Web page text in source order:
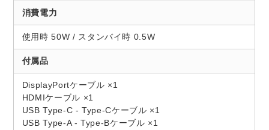
消費電力
使用時 50W / スタンバイ時 0.5W
付属品
DisplayPortケーブル ×1
HDMIケーブル ×1
USB Type-C - Type-Cケーブル ×1
USB Type-A - Type-Bケーブル ×1